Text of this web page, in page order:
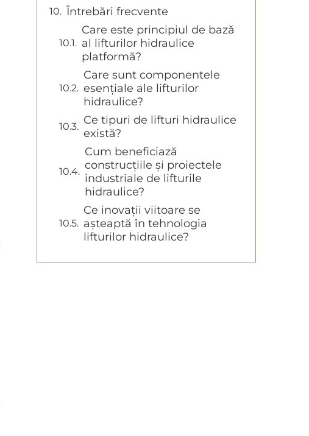
Întrebări frecvente
Care este principiul de bază
al lifturilor hidraulice
platformă?
Care sunt componentele
esențiale ale lifturilor
hidraulice?
Ce tipuri de lifturi hidraulice
există?
Cum beneficiază
construcțiile și proiectele
industriale de lifturile
hidraulice?
Ce inovații viitoare se
așteaptă în tehnologia
lifturilor hidraulice?